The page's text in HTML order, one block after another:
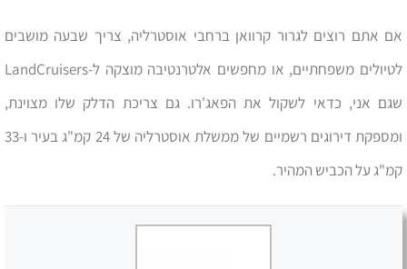
אם אתם רוצים לגרור קרוואן ברחבי אוסטרליה, צריך שבעה מושבים
לטיולים משפחתיים, או מחפשים אלטרנטיבה מוצקה ל-LandCruisers
שגם אני, כדאי לשקול את הפאג'רו. גם צריכת הדלק שלו מצוינת,
ומספקת דירוגים רשמיים של ממשלת אוסטרליה של 24 קמ"ג בעיר ו-33
קמ"ג על הכביש המהיר.